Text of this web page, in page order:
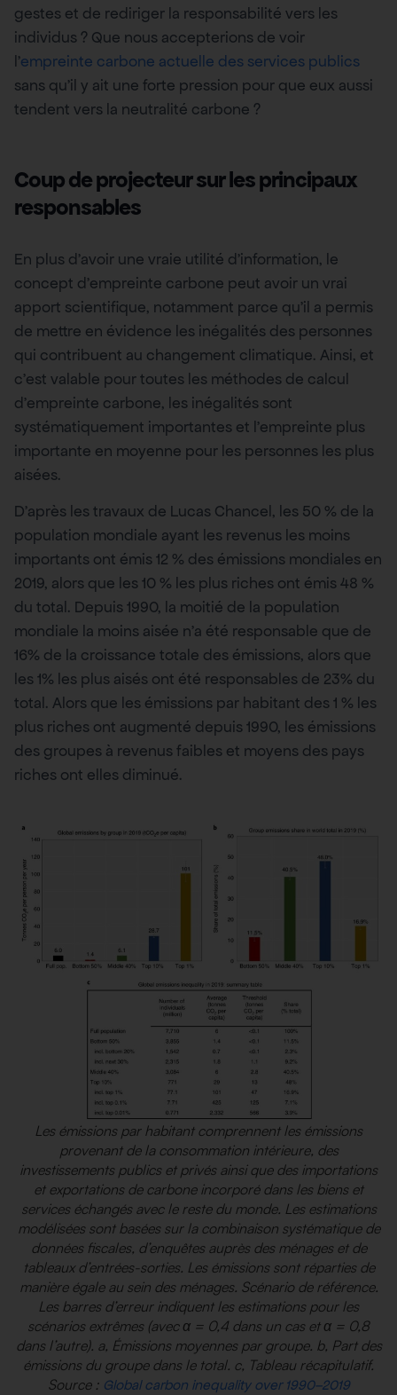
gestes et de rediriger la responsabilité vers les
individus ? Que nous accepterions de voir
l’empreinte carbone actuelle des services publics
sans qu’il y ait une forte pression pour que eux aussi
tendent vers la neutralité carbone ?
Coup de projecteur sur les principaux
responsables
En plus d’avoir une vraie utilité d’information, le
concept d’empreinte carbone peut avoir un vrai
apport scientifique, notamment parce qu’il a permis
de mettre en évidence les inégalités des personnes
qui contribuent au changement climatique. Ainsi, et
c’est valable pour toutes les méthodes de calcul
d’empreinte carbone, les inégalités sont
systématiquement importantes et l’empreinte plus
importante en moyenne pour les personnes les plus
aisées.
D’après les travaux de Lucas Chancel, les 50 % de la
population mondiale ayant les revenus les moins
importants ont émis 12 % des émissions mondiales en
2019, alors que les 10 % les plus riches ont émis 48 %
du total. Depuis 1990, la moitié de la population
mondiale la moins aisée n’a été responsable que de
16% de la croissance totale des émissions, alors que
les 1% les plus aisés ont été responsables de 23% du
total. Alors que les émissions par habitant des 1 % les
plus riches ont augmenté depuis 1990, les émissions
des groupes à revenus faibles et moyens des pays
riches ont elles diminué.
Les émissions par habitant comprennent les émissions
provenant de la consommation intérieure, des
investissements publics et privés ainsi que des importations
et exportations de carbone incorporé dans les biens et
services échangés avec le reste du monde. Les estimations
modélisées sont basées sur la combinaison systématique de
données fiscales, d’enquêtes auprès des ménages et de
tableaux d’entrées-sorties. Les émissions sont réparties de
manière égale au sein des ménages. Scénario de référence.
Les barres d’erreur indiquent les estimations pour les
scénarios extrêmes (avec α = 0,4 dans un cas et α = 0,8
dans l’autre). a, Émissions moyennes par groupe. b, Part des
émissions du groupe dans le total. c, Tableau récapitulatif.
Source : Global carbon inequality over 1990–2019